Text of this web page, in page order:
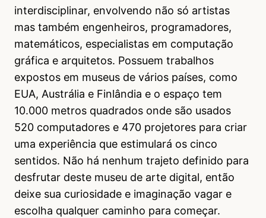
interdisciplinar, envolvendo não só artistas
mas também engenheiros, programadores,
matemáticos, especialistas em computação
gráfica e arquitetos. Possuem trabalhos
expostos em museus de vários países, como
EUA, Austrália e Finlândia e o espaço tem
10.000 metros quadrados onde são usados
520 computadores e 470 projetores para criar
uma experiência que estimulará os cinco
sentidos. Não há nenhum trajeto definido para
desfrutar deste museu de arte digital, então
deixe sua curiosidade e imaginação vagar e
escolha qualquer caminho para começar.